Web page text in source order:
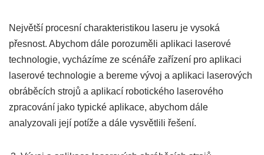
Největší procesní charakteristikou laseru je vysoká
přesnost. Abychom dále porozuměli aplikaci laserové
technologie, vycházíme ze scénáře zařízení pro aplikaci
laserové technologie a bereme vývoj a aplikaci laserových
obráběcích strojů a aplikací robotického laserového
zpracování jako typické aplikace, abychom dále
analyzovali její potíže a dále vysvětlili řešení.